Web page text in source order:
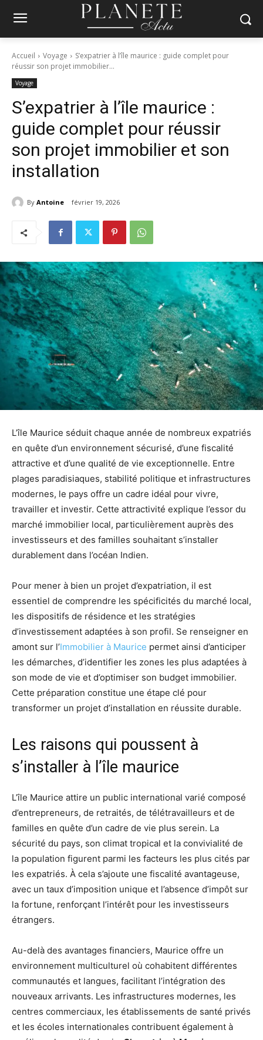
Accueil Voyage
S’expatrier à l’île maurice : guide complet pour
réussir son projet immobilier...
Voyage
S’expatrier à l’île maurice :
guide complet pour réussir
son projet immobilier et son
installation
By Antoine février 19, 2026
L’île Maurice séduit chaque année de nombreux expatriés
en quête d’un environnement sécurisé, d’une fiscalité
attractive et d’une qualité de vie exceptionnelle. Entre
plages paradisiaques, stabilité politique et infrastructures
modernes, le pays offre un cadre idéal pour vivre,
travailler et investir. Cette attractivité explique l’essor du
marché immobilier local, particulièrement auprès des
investisseurs et des familles souhaitant s’installer
durablement dans l’océan Indien.
Pour mener à bien un projet d’expatriation, il est
essentiel de comprendre les spécificités du marché local,
les dispositifs de résidence et les stratégies
d’investissement adaptées à son profil. Se renseigner en
amont sur l’Immobilier à Maurice permet ainsi d’anticiper
les démarches, d’identifier les zones les plus adaptées à
son mode de vie et d’optimiser son budget immobilier.
Cette préparation constitue une étape clé pour
transformer un projet d’installation en réussite durable.
Les raisons qui poussent à
s’installer à l’île maurice
L’île Maurice attire un public international varié composé
d’entrepreneurs, de retraités, de télétravailleurs et de
familles en quête d’un cadre de vie plus serein. La
sécurité du pays, son climat tropical et la convivialité de
la population figurent parmi les facteurs les plus cités par
les expatriés. À cela s’ajoute une fiscalité avantageuse,
avec un taux d’imposition unique et l’absence d’impôt sur
la fortune, renforçant l’intérêt pour les investisseurs
étrangers.
Au-delà des avantages financiers, Maurice offre un
environnement multiculturel où cohabitent différentes
communautés et langues, facilitant l’intégration des
nouveaux arrivants. Les infrastructures modernes, les
centres commerciaux, les établissements de santé privés
et les écoles internationales contribuent également à